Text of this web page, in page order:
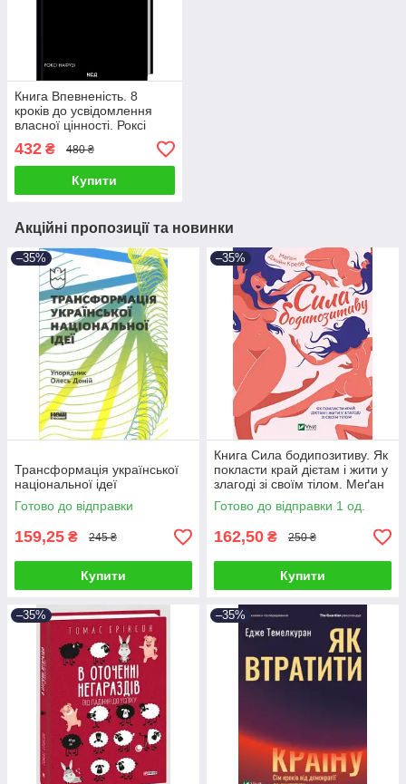
Книга Впевненість. 8
кроків до усвідомлення
власної цінності. Роксі
Нафузі
432 ₴ 480 ₴
Купити
Акційні пропозиції та новинки
–35%
Трансформація української
національної ідеї
Готово до відправки
159,25 ₴ 245 ₴
Купити
–35%
Книга Сила бодипозитиву. Як
покласти край дієтам і жити у
злагоді зі своїм тілом. Меґан
Джейн Кребб
Готово до відправки 1 од.
162,50 ₴ 250 ₴
Купити
–35% –35%